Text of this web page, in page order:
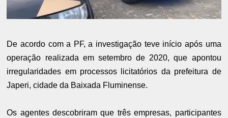
De acordo com a PF, a investigação teve início após uma
operação realizada em setembro de 2020, que apontou
irregularidades em processos licitatórios da prefeitura de
Japeri, cidade da Baixada Fluminense.
Os agentes descobriram que três empresas, participantes